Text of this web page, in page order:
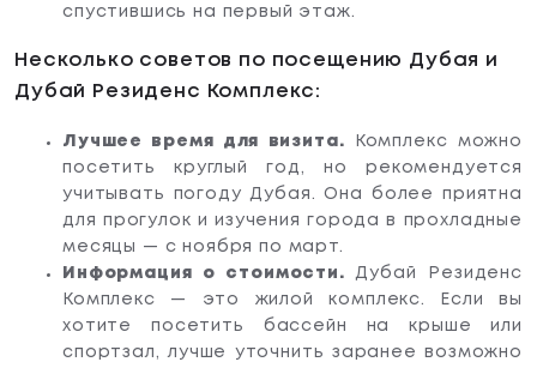
спустившись на первый этаж.
Несколько советов по посещению Дубая и
Дубай Резиденс Комплекс:
Лучшее время для визита. Комплекс можно
посетить круглый год, но рекомендуется
учитывать погоду Дубая. Она более приятна
для прогулок и изучения города в прохладные
месяцы — с ноября по март.
Информация о стоимости. Дубай Резиденс
Комплекс — это жилой комплекс. Если вы
хотите посетить бассейн на крыше или
спортзал, лучше уточнить заранее возможно